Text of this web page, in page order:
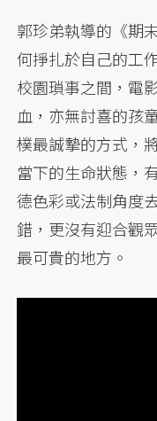
郭珍弟執導的《期
何掙扎於自己的工
校園瑣事之間，電
血，亦無討喜的孩
樸最誠摯的方式，
當下的生命狀態，
德色彩或法制角度
錯，更沒有迎合觀
最可貴的地方。